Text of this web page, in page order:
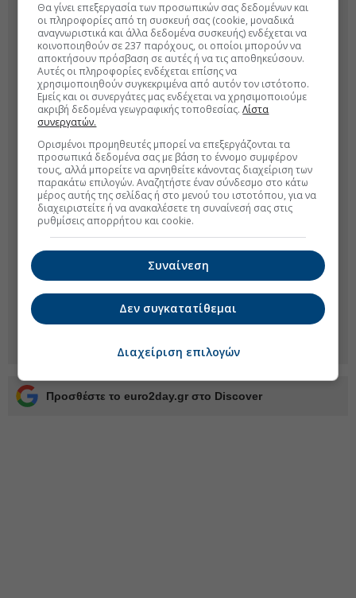
Προσθέστε το euro2day.gr στο Discover
Θα γίνει επεξεργασία των προσωπικών σας δεδομένων και
οι πληροφορίες από τη συσκευή σας (cookie, μοναδικά
αναγνωριστικά και άλλα δεδομένα συσκευής) ενδέχεται να
κοινοποιηθούν σε 237 παρόχους, οι οποίοι μπορούν να
αποκτήσουν πρόσβαση σε αυτές ή να τις αποθηκεύσουν.
Αυτές οι πληροφορίες ενδέχεται επίσης να
χρησιμοποιηθούν συγκεκριμένα από αυτόν τον ιστότοπο.
Εμείς και οι συνεργάτες μας ενδέχεται να χρησιμοποιούμε
ακριβή δεδομένα γεωγραφικής τοποθεσίας.Λίστα
συνεργατών.
Ορισμένοι προμηθευτές μπορεί να επεξεργάζονται τα
προσωπικά δεδομένα σας με βάση το έννομο συμφέρον
τους, αλλά μπορείτε να αρνηθείτε κάνοντας διαχείριση των
παρακάτω επιλογών. Αναζητήστε έναν σύνδεσμο στο κάτω
μέρος αυτής της σελίδας ή στο μενού του ιστοτόπου, για να
διαχειριστείτε ή να ανακαλέσετε τη συναίνεσή σας στις
ρυθμίσεις απορρήτου και cookie.
Συναίνεση
Δεν συγκατατίθεμαι
Διαχείριση επιλογών